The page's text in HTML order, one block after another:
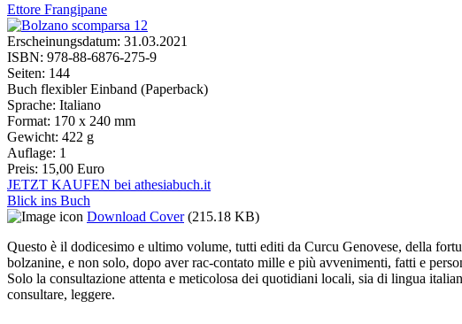
Ettore Frangipane
Erscheinungsdatum: 31.03.2021
ISBN: 978-88-6876-275-9
Seiten: 144
Buch flexibler Einband (Paperback)
Sprache: Italiano
Format: 170 x 240 mm
Gewicht: 422 g
Auflage: 1
Preis: 15,00 Euro
JETZT KAUFEN bei athesiabuch.it
Blick ins Buch
Download Cover (215.18 KB)
Questo è il dodicesimo e ultimo volume, tutti editi da Curcu Genovese, della
bolzanine, e non solo, dopo aver rac-contato mille e più avvenimenti, fatti e
Solo la consultazione attenta e meticolosa dei quotidiani locali, sia di lingua
consultare, leggere.